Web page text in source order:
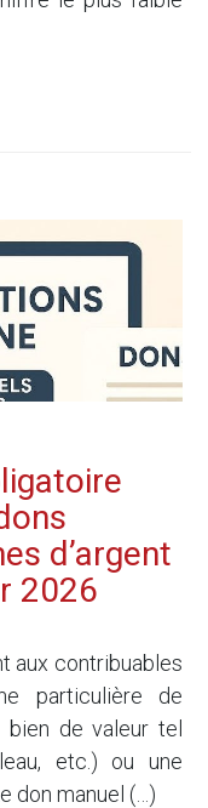
d’argent
2026
aux contribuables
particulière de
de valeur tel
etc.) ou une
don manuel (…)